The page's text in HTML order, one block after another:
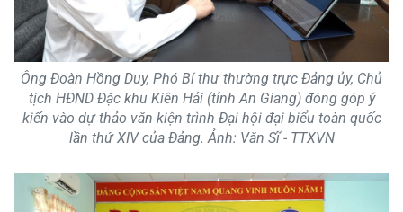
Ông Đoàn Hồng Duy, Phó Bí thư thường trực Đảng ủy, Chủ
tịch HĐND Đặc khu Kiên Hải (tỉnh An Giang) đóng góp ý
kiến vào dự thảo văn kiện trình Đại hội đại biểu toàn quốc
lần thứ XIV của Đảng. Ảnh: Văn Sĩ - TTXVN